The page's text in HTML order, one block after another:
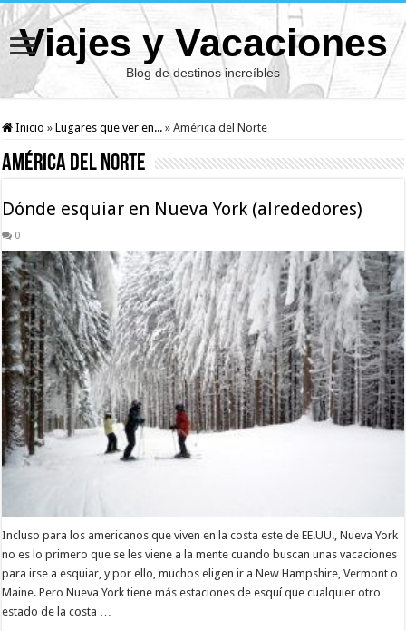
Viajes y Vacaciones
Blog de destinos increíbles
Inicio » Lugares que ver en... » América del Norte
América del Norte
Dónde esquiar en Nueva York (alrededores)
0
Incluso para los americanos que viven en la costa este de EE.UU., Nueva York
no es lo primero que se les viene a la mente cuando buscan unas vacaciones
para irse a esquiar, y por ello, muchos eligen ir a New Hampshire, Vermont o
Maine. Pero Nueva York tiene más estaciones de esquí que cualquier otro
estado de la costa …